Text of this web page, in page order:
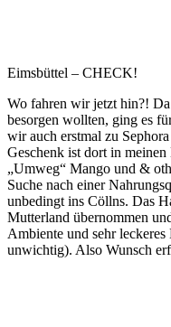
Eimsbüttel – CHECK!
Wo fahren wir jetzt hin?!
besorgen wollten, ging es
wir auch erstmal zu
Geschenk ist dort in
„Umweg“ Mango und &
Suche nach einer
unbedingt ins Cöllns. Das
Mutterland übernommen
Ambiente und sehr
unwichtig). Also Wunsch